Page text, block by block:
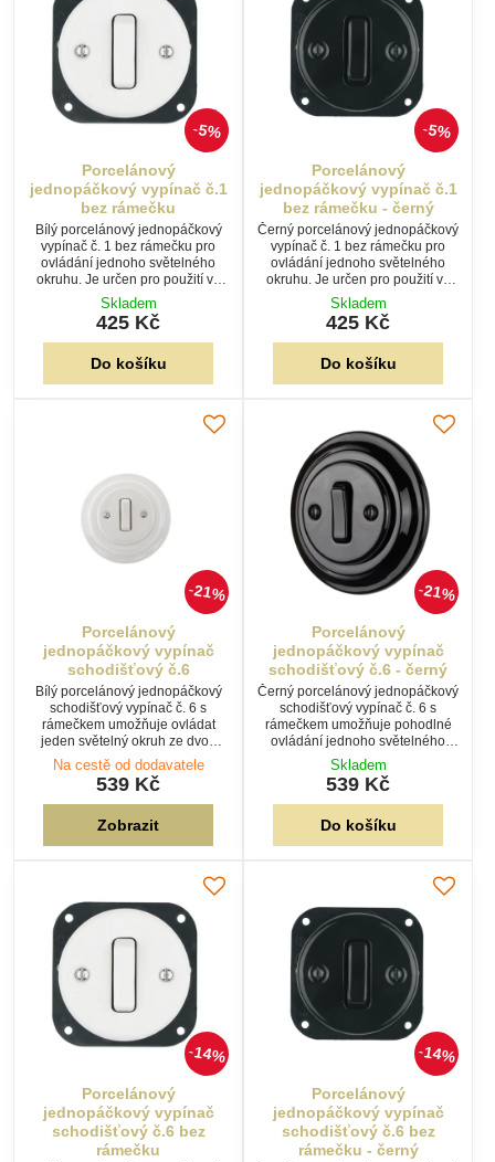
5%
Porcelánový
jednopáčkový vypínač č.1
bez rámečku
Bílý porcelánový jednopáčkový
vypínač č. 1 bez rámečku pro
ovládání jednoho světelného
okruhu. Je určen pro použití ve
vícenásobných porcelánových
rámečcích a tradičních
elektroinstalacích.
Skladem
425 Kč
Do košíku
5%
Porcelánový
jednopáčkový vypínač č.1
bez rámečku - černý
Černý porcelánový jednopáčkový
vypínač č. 1 bez rámečku pro
ovládání jednoho světelného
okruhu. Je určen pro použití ve
vícenásobných porcelánových
rámečcích a vynikne v moderních
i industriálních interiérech.
Skladem
425 Kč
Do košíku
21%
Porcelánový
jednopáčkový vypínač
schodišťový č.6
Bílý porcelánový jednopáčkový
schodišťový vypínač č. 6 s
rámečkem umožňuje ovládat
jeden světelný okruh ze dvou
různých míst. Ideální řešení pro
schodiště, chodby a průchozí
místnosti.
Na cestě od dodavatele
539 Kč
Zobrazit
21%
Porcelánový
jednopáčkový vypínač
schodišťový č.6 - černý
Černý porcelánový jednopáčkový
schodišťový vypínač č. 6 s
rámečkem umožňuje pohodlné
ovládání jednoho světelného
okruhu ze dvou různých míst.
Ideální řešení pro schodiště,
chodby i průchozí místnosti.
Skladem
539 Kč
Do košíku
14%
Porcelánový
jednopáčkový vypínač
schodišťový č.6 bez
rámečku
14%
Porcelánový
jednopáčkový vypínač
schodišťový č.6 bez
rámečku - černý